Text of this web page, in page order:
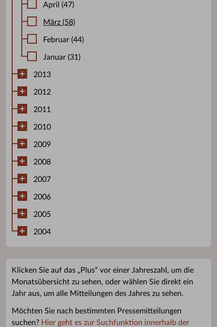
April (47)
März (58)
Februar (44)
Januar (31)
2013
2012
2011
2010
2009
2008
2007
2006
2005
2004
Klicken Sie auf das „Plus“ vor einer Jahreszahl, um die
Monatsübersicht zu sehen, oder wählen Sie direkt ein
Jahr aus, um alle Mitteilungen des Jahres zu sehen.
Möchten Sie nach bestimmten Pressemitteilungen
suchen? Hier geht es zur Suchfunktion innerhalb der